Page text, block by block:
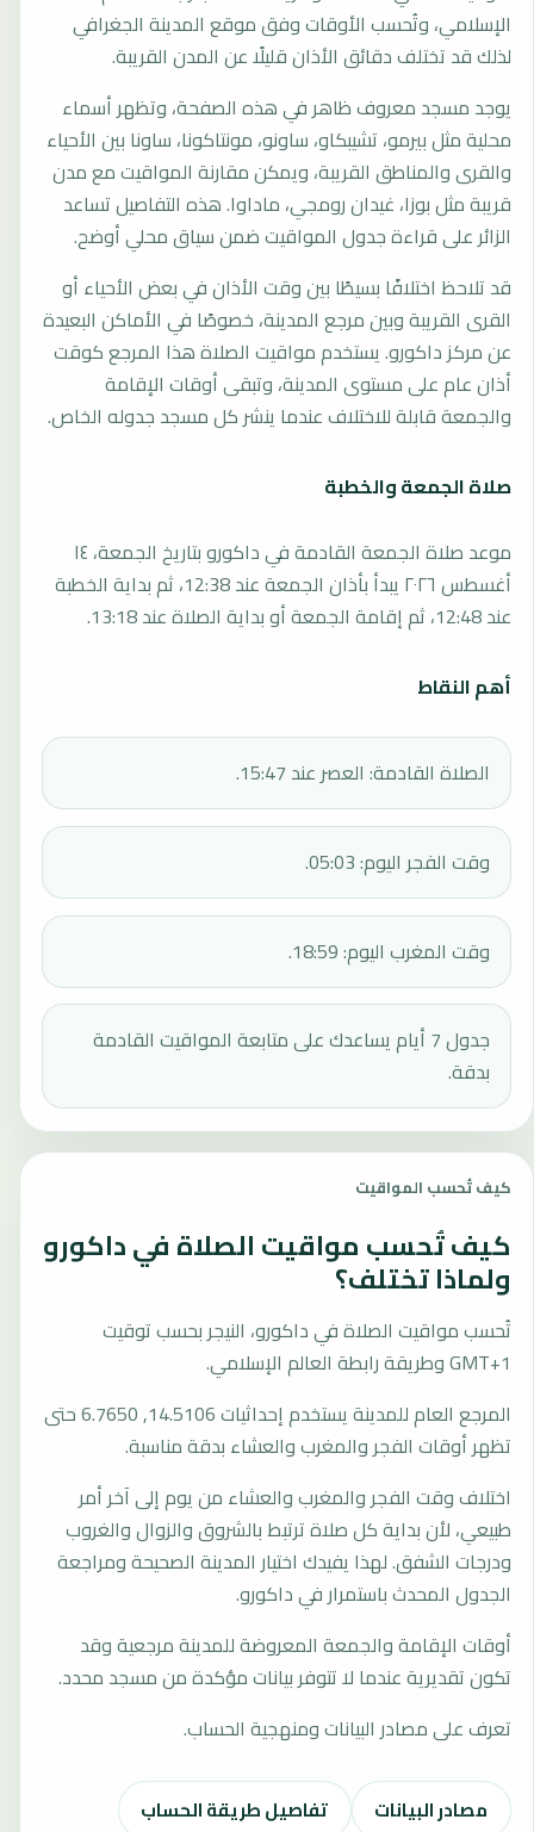
الإسلامي، وتُحسب الأوقات وفق موقع المدينة الجغرافي
لذلك قد تختلف دقائق الأذان قليلًا عن المدن القريبة.
يوجد مسجد معروف ظاهر في هذه الصفحة، وتظهر أسماء
محلية مثل بيرمو، تشيبكاو، ساونو، مونتاكونا، ساونا بين الأحياء
والقرى والمناطق القريبة، ويمكن مقارنة المواقيت مع مدن
قريبة مثل بوزا، غيدان رومجي، ماداوا. هذه التفاصيل تساعد
الزائر على قراءة جدول المواقيت ضمن سياق محلي أوضح.
قد تلاحظ اختلافًا بسيطًا بين وقت الأذان في بعض الأحياء أو
القرى القريبة وبين مرجع المدينة، خصوصًا في الأماكن البعيدة
عن مركز داكورو. يستخدم مواقيت الصلاة هذا المرجع كوقت
أذان عام على مستوى المدينة، وتبقى أوقات الإقامة
والجمعة قابلة للاختلاف عندما ينشر كل مسجد جدوله الخاص.
صلاة الجمعة والخطبة
موعد صلاة الجمعة القادمة في داكورو بتاريخ الجمعة، ١٤
أغسطس ٢٠٢٦ يبدأ بأذان الجمعة عند 12:38، ثم بداية الخطبة
عند 12:48، ثم إقامة الجمعة أو بداية الصلاة عند 13:18.
أهم النقاط
الصلاة القادمة: العصر عند 15:47.
وقت الفجر اليوم: 05:03.
وقت المغرب اليوم: 18:59.
جدول 7 أيام يساعدك على متابعة المواقيت القادمة
بدقة.
كيف تُحسب المواقيت
كيف تُحسب مواقيت الصلاة في داكورو
ولماذا تختلف؟
تُحسب مواقيت الصلاة في داكورو، النيجر بحسب توقيت
GMT+1 وطريقة رابطة العالم الإسلامي.
المرجع العام للمدينة يستخدم إحداثيات 14.5106, 6.7650 حتى
تظهر أوقات الفجر والمغرب والعشاء بدقة مناسبة.
اختلاف وقت الفجر والمغرب والعشاء من يوم إلى آخر أمر
طبيعي، لأن بداية كل صلاة ترتبط بالشروق والزوال والغروب
ودرجات الشفق. لهذا يفيدك اختيار المدينة الصحيحة ومراجعة
الجدول المحدث باستمرار في داكورو.
أوقات الإقامة والجمعة المعروضة للمدينة مرجعية وقد
تكون تقديرية عندما لا تتوفر بيانات مؤكدة من مسجد محدد.
تعرف على مصادر البيانات ومنهجية الحساب.
مصادر البيانات تفاصيل طريقة الحساب